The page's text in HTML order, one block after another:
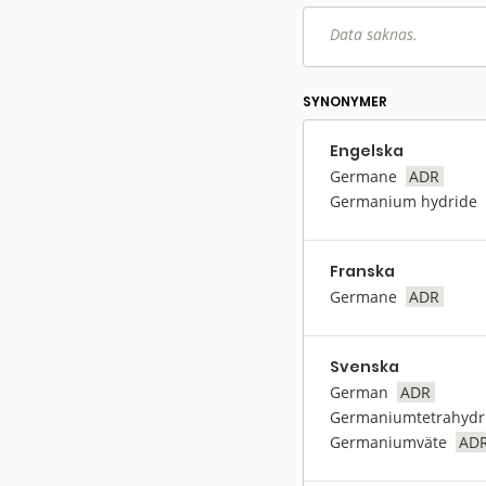
Data saknas.
SYNONYMER
Engelska
Germane
ADR
Germanium hydride
Franska
Germane ADR
Svenska
German
ADR
Germaniumväte